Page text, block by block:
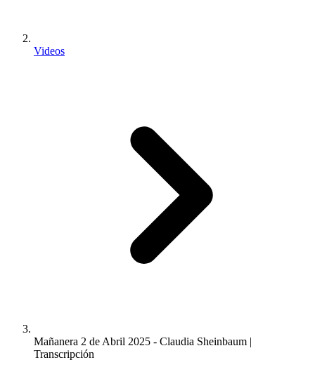
Videos
Mañanera 2 de Abril 2025 - Claudia Sheinbaum |
Transcripción